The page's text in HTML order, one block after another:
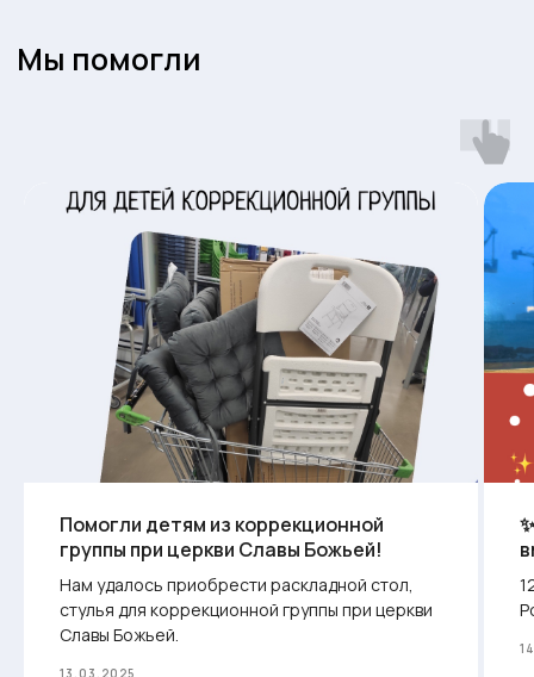
Помогли детям из коррекционной
группы при церкви Славы Божьей!
Нам удалось приобрести раскладной стол,
стулья для коррекционной группы при церкви
Славы Божьей.
13.03.2025
Политика конфиденциальности
Деятельность
Реквизиты
Акции
Мы помогли
Контакты
Что мы делаем
Новости
Нужна помощь
mirdobrodelov@yandex.ru
город Долгопрудный,
ул. Жуковского, д. 3
Проекты